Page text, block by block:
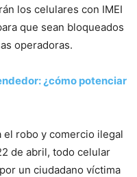
los celulares con IMEI
que sean bloqueados
operadoras.
¿cómo potenciar
robo y comercio ilegal
de abril, todo celular
un ciudadano víctima